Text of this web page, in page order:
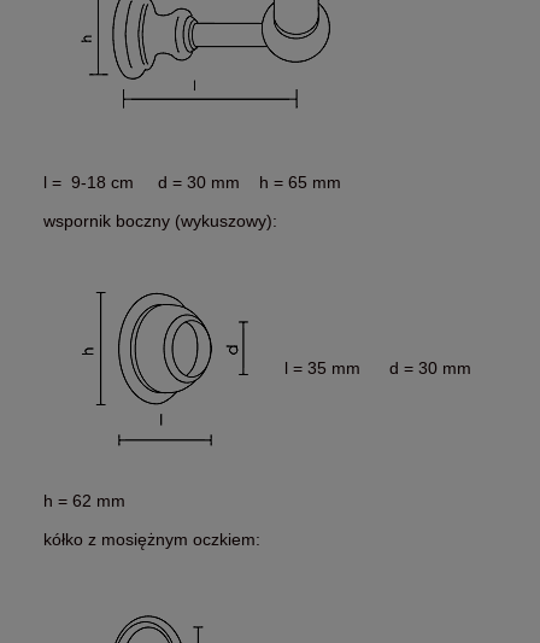
l = 9-18 cm d = 30 mm h = 65 mm
wspornik boczny (wykuszowy):
l = 35 mm d = 30 mm
h = 62 mm
kółko z mosiężnym oczkiem: